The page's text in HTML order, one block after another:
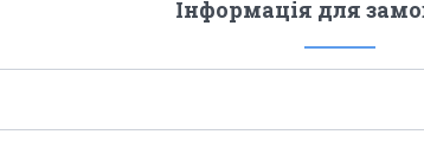
Інформація для